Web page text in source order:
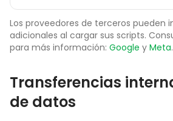
Los proveedores de terceros pueden
adicionales al cargar sus scripts.
para más información: Google y Meta.
Transferencias
de datos